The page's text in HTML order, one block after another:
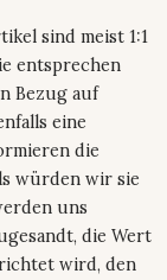
sind meist 1:1
entsprechen
Bezug auf
eine
die
würden wir sie
uns
die Wert
wird, den